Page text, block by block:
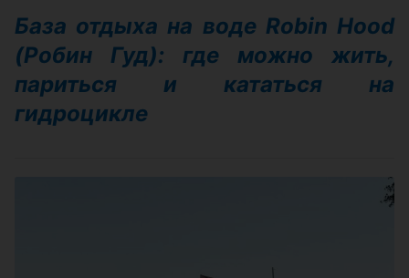
База отдыха на воде Robin Hood
(Робин Гуд): где можно жить,
париться и кататься на
гидроцикле